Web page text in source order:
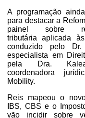
A programação
para destacar a
painel sobre
tributária aplicada
conduzido pelo
especialista em
pela Dra.
coordenadora
Mobility.
Reis mapeou o
IBS, CBS e o
vão incidir sobre